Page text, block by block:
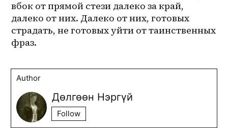
вбок от прямой стези далеко за край,
далеко от них. Далеко от них, готовых
страдать, не готовых уйти от таинственных
фраз.
Author
Дөлгөөн Нэргүй
Follow